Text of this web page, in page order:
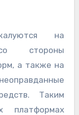
на
стороны
а также на
Таким
платформах